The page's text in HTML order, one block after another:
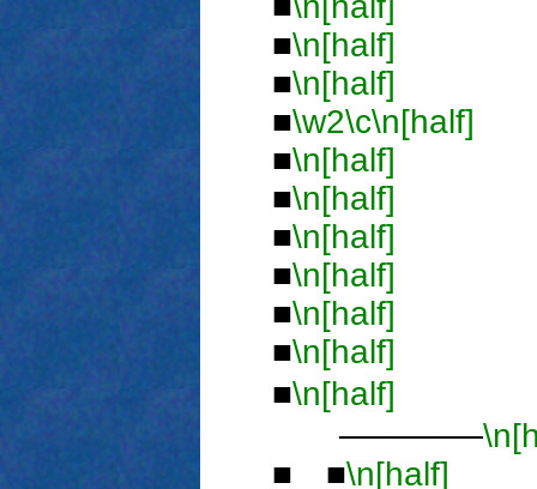
■\n[half]
■\n[half]
■\w2\c\n[half]
■\n[half]
■\n[half]
■\n[half]
■\n[half]
■\n[half]
■\n[half]
■\n[half]
──────
■ ■\n[half]